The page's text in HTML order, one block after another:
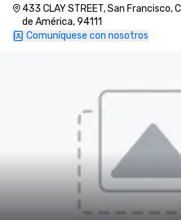
433 CLAY STREET, San Francisco,
de América, 94111
Comuníquese con nosotros